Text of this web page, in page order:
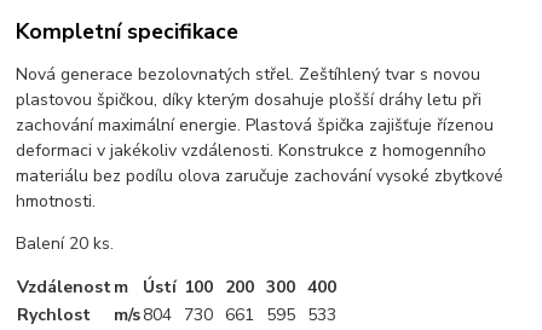
Kompletní specifikace
Nová generace bezolovnatých střel. Zeštíhlený tvar s novou
plastovou špičkou, díky kterým dosahuje plošší dráhy letu při
zachování maximální energie. Plastová špička zajišťuje řízenou
deformaci v jakékoliv vzdálenosti. Konstrukce z homogenního
materiálu bez podílu olova zaručuje zachování vysoké zbytkové
hmotnosti.
Balení 20 ks.
Vzdálenostm Ústí 100 200 300 400
Rychlost
m/s804 730 661 595 533